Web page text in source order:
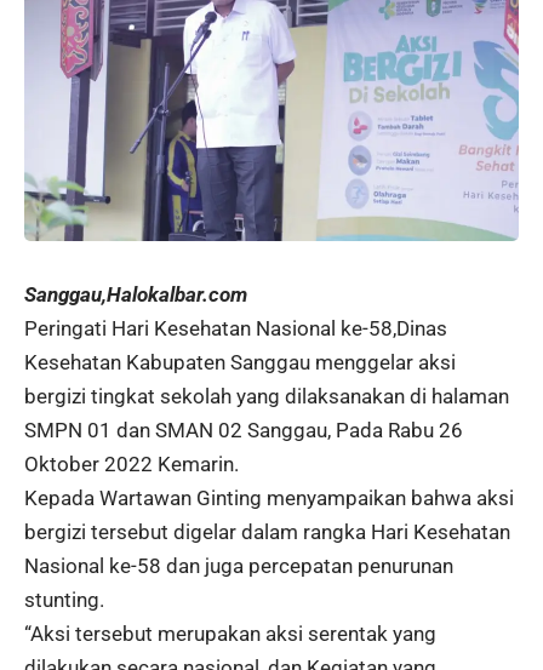
Sanggau,Halokalbar.com
Peringati Hari Kesehatan Nasional ke-58,Dinas
Kesehatan Kabupaten Sanggau menggelar aksi
bergizi tingkat sekolah yang dilaksanakan di halaman
SMPN 01 dan SMAN 02 Sanggau, Pada Rabu 26
Oktober 2022 Kemarin.
Kepada Wartawan Ginting menyampaikan bahwa aksi
bergizi tersebut digelar dalam rangka Hari Kesehatan
Nasional ke-58 dan juga percepatan penurunan
stunting.
“Aksi tersebut merupakan aksi serentak yang